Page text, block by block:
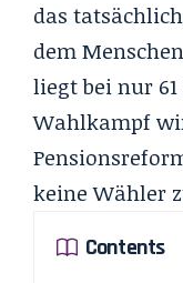
das
dem
liegt bei nur
Wahlkampf
keine Wähler
Contents